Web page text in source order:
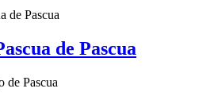
de Pascua